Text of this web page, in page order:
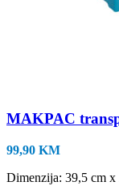
MAKPAC
99,90 KM
Dimenzija: 39,5 cm